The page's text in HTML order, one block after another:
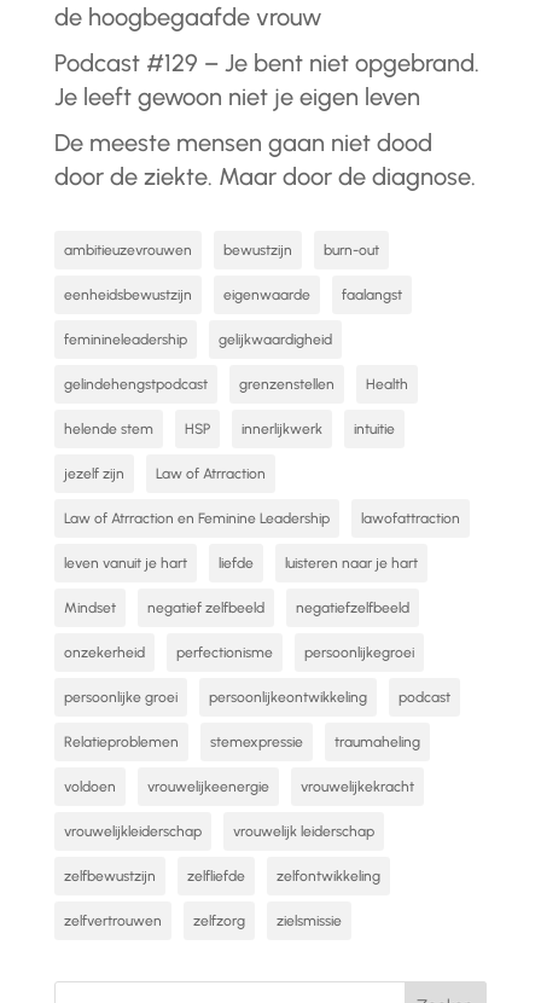
de hoogbegaafde vrouw
Podcast #129 – Je bent niet opgebrand.
Je leeft gewoon niet je eigen leven
De meeste mensen gaan niet dood
door de ziekte. Maar door de diagnose.
ambitieuzevrouwen bewustzijn burn-out
eenheidsbewustzijn eigenwaarde faalangst
feminineleadership gelijkwaardigheid
gelindehengstpodcast grenzenstellen Health
helende stem HSP innerlijkwerk intuitie
jezelf zijn Law of Atrraction
Law of Atrraction en Feminine Leadership lawofattraction
leven vanuit je hart liefde luisteren naar je hart
Mindset negatief zelfbeeld negatiefzelfbeeld
onzekerheid perfectionisme persoonlijkegroei
persoonlijke groei persoonlijkeontwikkeling podcast
Relatieproblemen stemexpressie traumaheling
voldoen vrouwelijkeenergie vrouwelijkekracht
vrouwelijkleiderschap vrouwelijk leiderschap
zelfbewustzijn zelfliefde zelfontwikkeling
zelfvertrouwen zelfzorg zielsmissie